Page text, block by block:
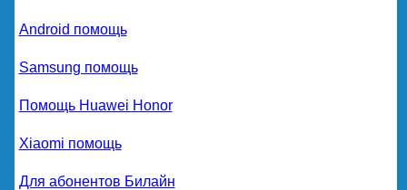
Android помощь
Samsung помощь
Помощь Huawei Honor
Xiaomi помощь
Для абонентов Билайн